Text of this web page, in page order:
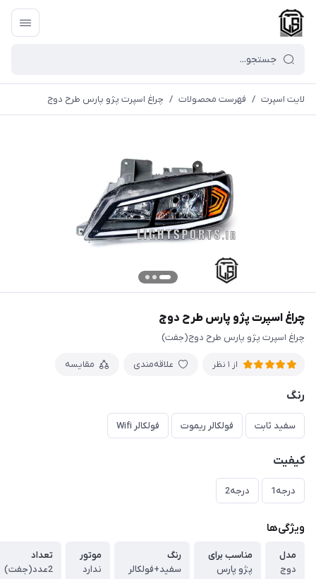
لایت اسپرت / فهرست محصولات / چراغ اسپرت پژو پارس طرح دوج
چراغ اسپرت پژو پارس طرح دوج
چراغ اسپرت پژو پارس طرح دوج(جفت)
از 1 نظر علاقه‌مندی مقایسه
رنگ
سفید ثابت فولکالر ریموت فولکالر Wifi
کیفیت
درجه1 درجه2
ویژگی‌ها
مدل
دوج
مناسب برای
پژو پارس
رنگ
سفید+فولکالر
موتور
ندارد
تعداد
2عدد(جفت)